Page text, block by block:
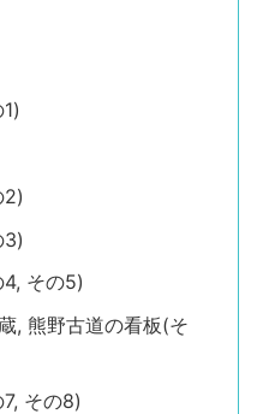
2)
3)
その5)
, 熊野古道の看板(そ
その8)